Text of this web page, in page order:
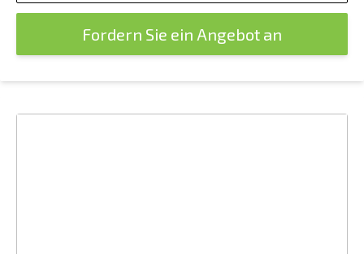
Fordern Sie ein Angebot an